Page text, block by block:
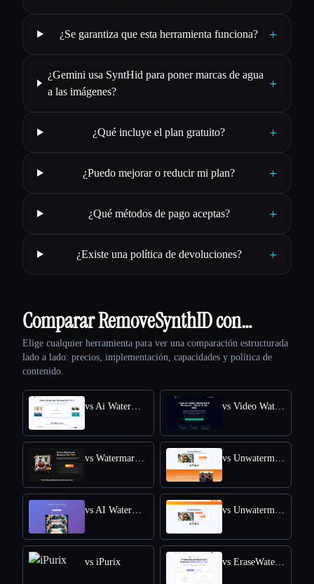
¿Se garantiza que esta herramienta funciona? +
¿Gemini usa SyntHid para poner marcas de agua
a las imágenes?
+
¿Qué incluye el plan gratuito? +
¿Puedo mejorar o reducir mi plan? +
¿Qué métodos de pago aceptas? +
¿Existe una política de devoluciones? +
Comparar RemoveSynthID con…
Elige cualquier herramienta para ver una comparación estructurada
lado a lado: precios, implementación, capacidades y política de
contenido.
vs iPurix